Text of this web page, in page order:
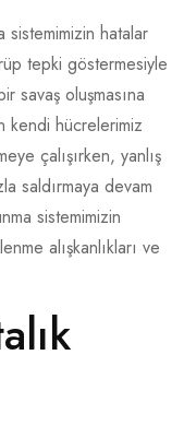
sistemimizin hatalar
tepki göstermesiyle
savaş oluşmasına
kendi hücrelerimiz
çalışırken, yanlış
saldırmaya devam
sistemimizin
alışkanlıkları ve